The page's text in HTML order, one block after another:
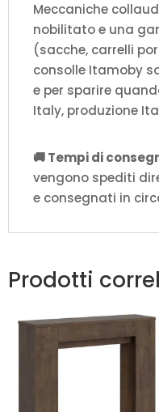
Meccaniche
nobilitato e una
(sacche, carrelli
consolle Itamoby
e per sparire
Italy, produzione
🚚 Tempi di
vengono spediti
e consegnati in
Prodotti